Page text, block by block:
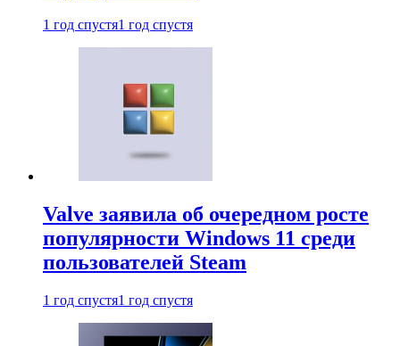
1 год спустя1 год спустя
Valve заявила об очередном росте
популярности Windows 11 среди
пользователей Steam
1 год спустя1 год спустя